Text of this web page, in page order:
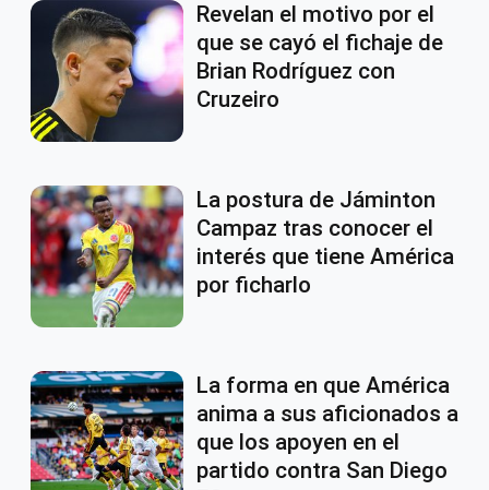
Revelan el motivo por el
que se cayó el fichaje de
Brian Rodríguez con
Cruzeiro
La postura de Jáminton
Campaz tras conocer el
interés que tiene América
por ficharlo
La forma en que América
anima a sus aficionados a
que los apoyen en el
partido contra San Diego